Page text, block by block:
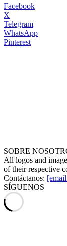
Facebook
X
Telegram
WhatsApp
Pinterest
SOBRE
All logos and
of their respective
Contáctanos:
SÍGUENOS